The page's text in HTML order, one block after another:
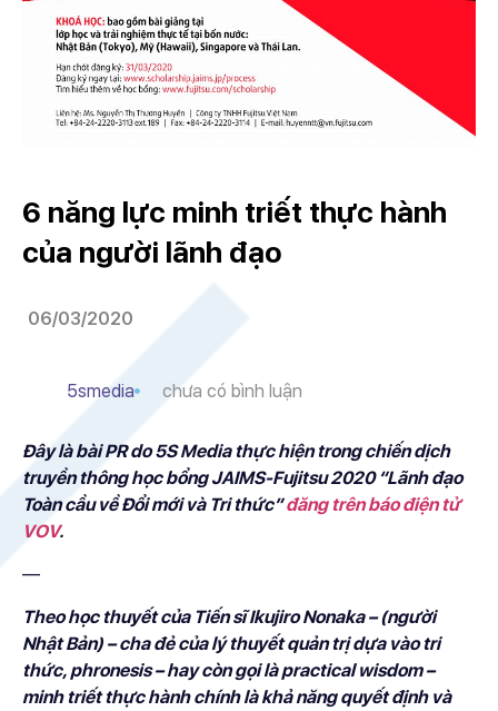
6 năng lực minh triết thực hành
của người lãnh đạo
06/03/2020
5smedia chưa có bình luận
Đây là bài PR do 5S Media thực hiện trong chiến dịch
truyền thông học bổng JAIMS-Fujitsu 2020 “Lãnh đạo
Toàn cầu về Đổi mới và Tri thức”đăng trên báo điện tử
VOV.
—
Theo học thuyết của Tiến sĩ Ikujiro Nonaka – (người
Nhật Bản) – cha đẻ của lý thuyết quản trị dựa vào tri
thức, phronesis – hay còn gọi là practical wisdom –
minh triết thực hành chính là khả năng quyết định và